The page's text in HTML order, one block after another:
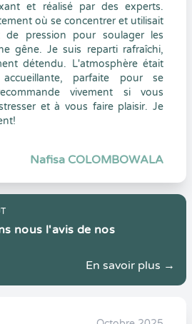
et réalisé par des experts.
où se concentrer et utilisait
pression pour soulager les
gêne. Je suis reparti rafraîchi,
détendu. L'atmosphère était
parfaite pour se
vivement si vous
et à vous faire plaisir. Je
Nafisa COLOMBOWALA
nous l'avis de nos
En savoir plus →